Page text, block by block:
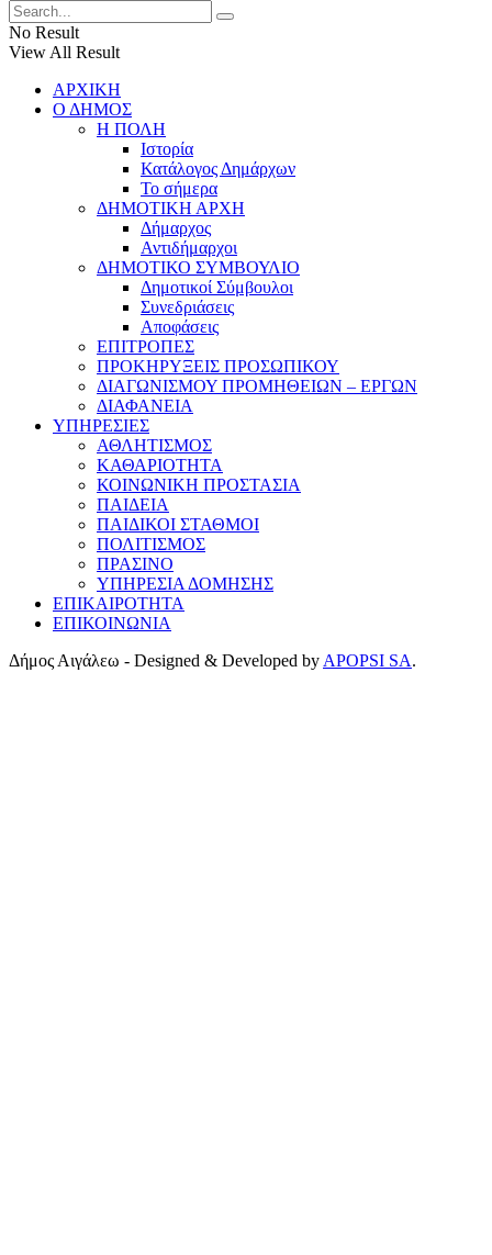
No Result
View All Result
ΑΡΧΙΚΗ
Ο ΔΗΜΟΣ
Η ΠΟΛΗ
Ιστορία
Κατάλογος Δημάρχων
Το σήμερα
ΔΗΜΟΤΙΚΗ ΑΡΧΗ
Δήμαρχος
Αντιδήμαρχοι
ΔΗΜΟΤΙΚΟ ΣΥΜΒΟΥΛΙΟ
Δημοτικοί Σύμβουλοι
Συνεδριάσεις
Αποφάσεις
ΕΠΙΤΡΟΠΕΣ
ΠΡΟΚΗΡΥΞΕΙΣ ΠΡΟΣΩΠΙΚΟΥ
ΔΙΑΓΩΝΙΣΜΟΥ ΠΡΟΜΗΘΕΙΩΝ – ΕΡΓΩΝ
ΔΙΑΦΑΝΕΙΑ
ΥΠΗΡΕΣΙΕΣ
ΑΘΛΗΤΙΣΜΟΣ
ΚΑΘΑΡΙΟΤΗΤΑ
ΚΟΙΝΩΝΙΚΗ ΠΡΟΣΤΑΣΙΑ
ΠΑΙΔΕΙΑ
ΠΑΙΔΙΚΟΙ ΣΤΑΘΜΟΙ
ΠΟΛΙΤΙΣΜΟΣ
ΠΡΑΣΙΝΟ
ΥΠΗΡΕΣΙΑ ΔΟΜΗΣΗΣ
ΕΠΙΚΑΙΡΟΤΗΤΑ
ΕΠΙΚΟΙΝΩΝΙΑ
Δήμος Αιγάλεω - Designed & Developed by APOPSI SA.